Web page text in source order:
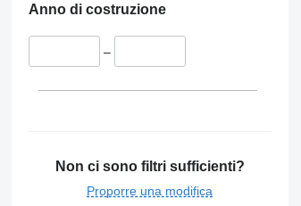
Anno di costruzione
–
Non ci sono filtri sufficienti?
Proporre una modifica